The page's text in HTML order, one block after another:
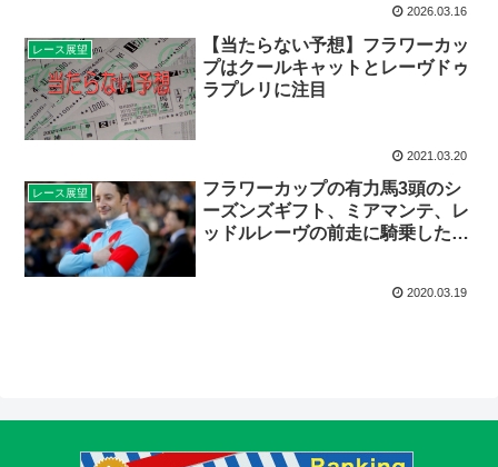
2026.03.16
レース展望
【当たらない予想】フラワーカッ
プはクールキャットとレーヴドゥ
ラプレリに注目
2021.03.20
レース展望
フラワーカップの有力馬3頭のシ
ーズンズギフト、ミアマンテ、レ
ッドルレーヴの前走に騎乗したル
2020.03.19